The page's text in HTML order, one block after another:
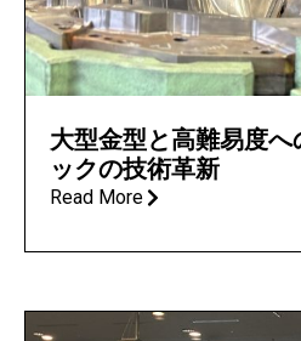
大型金型と高難易度
ックの技術革新
Read More